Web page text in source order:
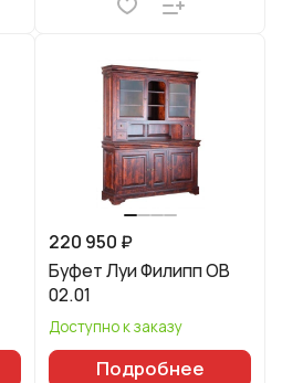
220 950 ₽
Буфет Луи Филипп ОВ
02.01
Доступно к заказу
Подробнее